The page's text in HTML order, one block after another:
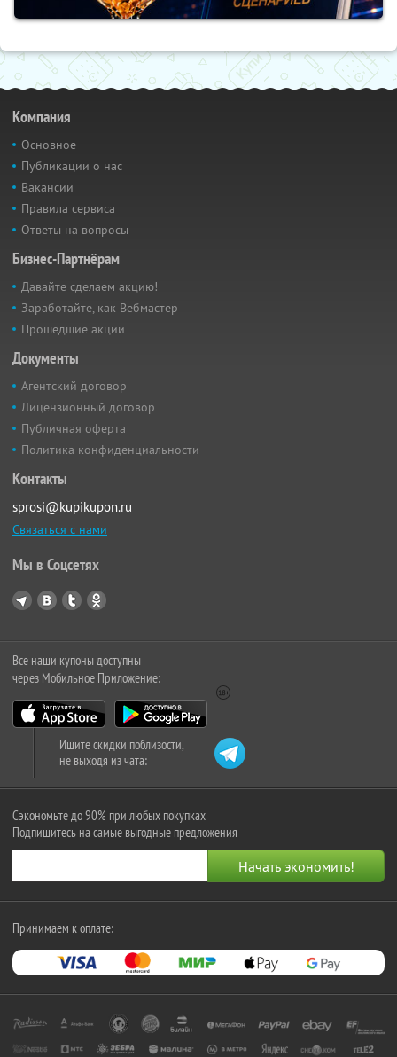
Компания
Основное
Публикации о нас
Вакансии
Правила сервиса
Ответы на вопросы
Бизнес-Партнёрам
Давайте сделаем акцию!
Заработайте, как Вебмастер
Прошедшие акции
Документы
Агентский договор
Лицензионный договор
Публичная оферта
Политика конфиденциальности
Контакты
sprosi@kupikupon.ru
Связаться с нами
Мы в Соцсетях
Все наши купоны доступны
через Мобильное Приложение:
Ищите скидки поблизости,
не выходя из чата:
Сэкономьте до 90% при любых покупках
Подпишитесь на самые выгодные предложения
Принимаем к оплате: